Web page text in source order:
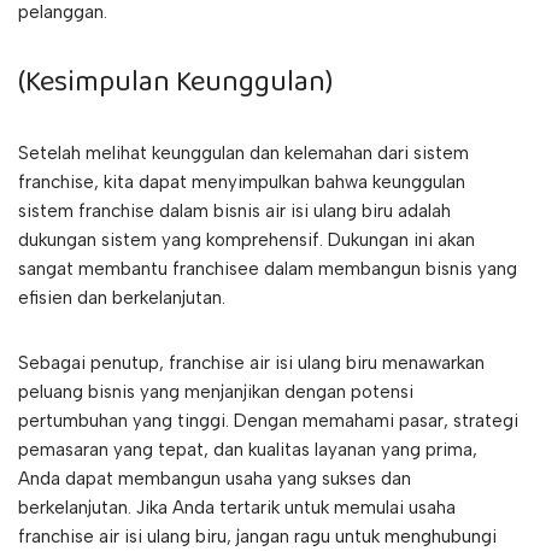
pelanggan.
(Kesimpulan Keunggulan)
Setelah melihat keunggulan dan kelemahan dari sistem
franchise, kita dapat menyimpulkan bahwa keunggulan
sistem franchise dalam bisnis air isi ulang biru adalah
dukungan sistem yang komprehensif. Dukungan ini akan
sangat membantu franchisee dalam membangun bisnis yang
efisien dan berkelanjutan.
Sebagai penutup, franchise air isi ulang biru menawarkan
peluang bisnis yang menjanjikan dengan potensi
pertumbuhan yang tinggi. Dengan memahami pasar, strategi
pemasaran yang tepat, dan kualitas layanan yang prima,
Anda dapat membangun usaha yang sukses dan
berkelanjutan. Jika Anda tertarik untuk memulai usaha
franchise air isi ulang biru, jangan ragu untuk menghubungi